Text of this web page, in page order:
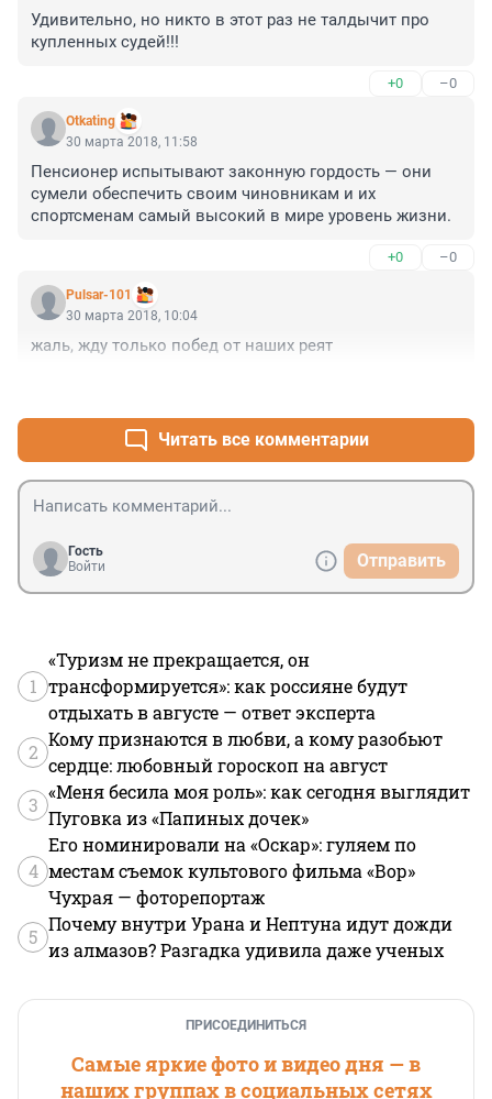
Удивительно, но никто в этот раз не талдычит про
купленных судей!!!
+0 –0
Otkating
30 марта 2018, 11:58
Пенсионер испытывают законную гордость — они
сумели обеспечить своим чиновникам и их
спортсменам самый высокий в мире уровень жизни.
+0 –0
Pulsar-101
30 марта 2018, 10:04
жаль, жду только побед от наших реят
Читать все комментарии
Гость
Войти
Отправить
1
«Туризм не прекращается, он
трансформируется»: как россияне будут
отдыхать в августе — ответ эксперта
2
Кому признаются в любви, а кому разобьют
сердце: любовный гороскоп на август
3
«Меня бесила моя роль»: как сегодня выглядит
Пуговка из «Папиных дочек»
4
Его номинировали на «Оскар»: гуляем по
местам съемок культового фильма «Вор»
Чухрая — фоторепортаж
5
Почему внутри Урана и Нептуна идут дожди
из алмазов? Разгадка удивила даже ученых
ПРИСОЕДИНИТЬСЯ
Самые яркие фото и видео дня — в
наших группах в социальных сетях